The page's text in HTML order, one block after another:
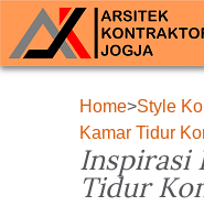
Home>Style
Kamar Tidur
Inspirasi
Tidur